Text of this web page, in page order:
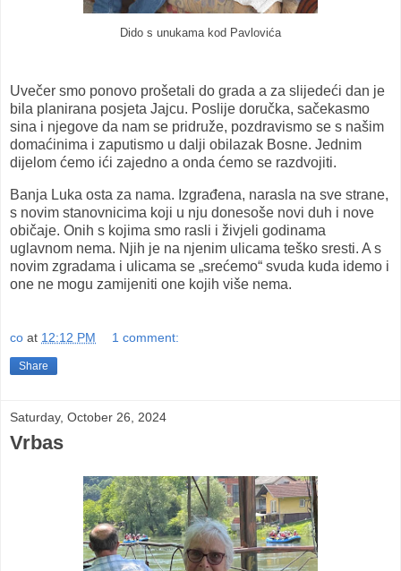
Dido s unukama kod Pavlovića
Uvečer smo ponovo prošetali do grada a za slijedeći dan je
bila planirana posjeta Jajcu. Poslije doručka, sačekasmo
sina i njegove da nam se pridruže, pozdravismo se s našim
domaćinima i zaputismo u dalji obilazak Bosne. Jednim
dijelom ćemo ići zajedno a onda ćemo se razdvojiti.
Banja Luka osta za nama. Izgrađena, narasla na sve strane,
s novim stanovnicima koji u nju donesoše novi duh i nove
običaje. Onih s kojima smo rasli i živjeli godinama
uglavnom nema. Njih je na njenim ulicama teško sresti. A s
novim zgradama i ulicama se „srećemo“ svuda kuda idemo i
one ne mogu zamijeniti one kojih više nema.
co at 12:12 PM 1 comment:
Share
Saturday, October 26, 2024
Vrbas